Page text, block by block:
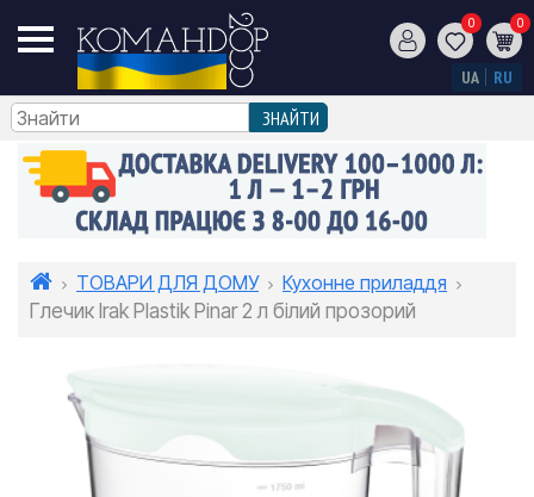
0 0
UA RU
ТОВАРИ ДЛЯ ДОМУ
Кухонне приладдя
Глечик Irak Plastik Pinar 2 л білий прозорий